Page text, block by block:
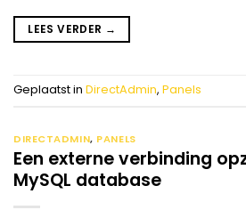
LEES VERDER →
Geplaatst in DirectAdmin, Panels
DIRECTADMIN, PANELS
Een externe verbinding
MySQL database